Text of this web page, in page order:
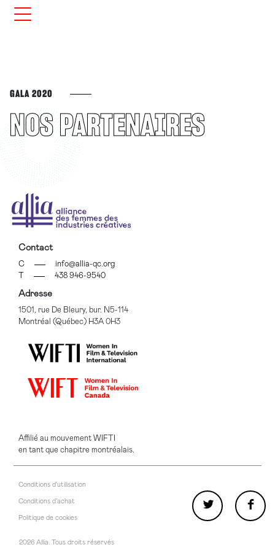
GALA 2020
NOS PARTENAIRES
Contact
C
info@allia-qc.org
438 946-9540
Adresse
1501, rue De Bleury, bur. N5-114
Montréal (Québec) H3A 0H3
Affilié au mouvement WIFTI
en tant que chapitre montréalais.
Conditions d'utilisation
Conditions d’achat
Politique de cookies
2026 Allia. Tous droits réservés